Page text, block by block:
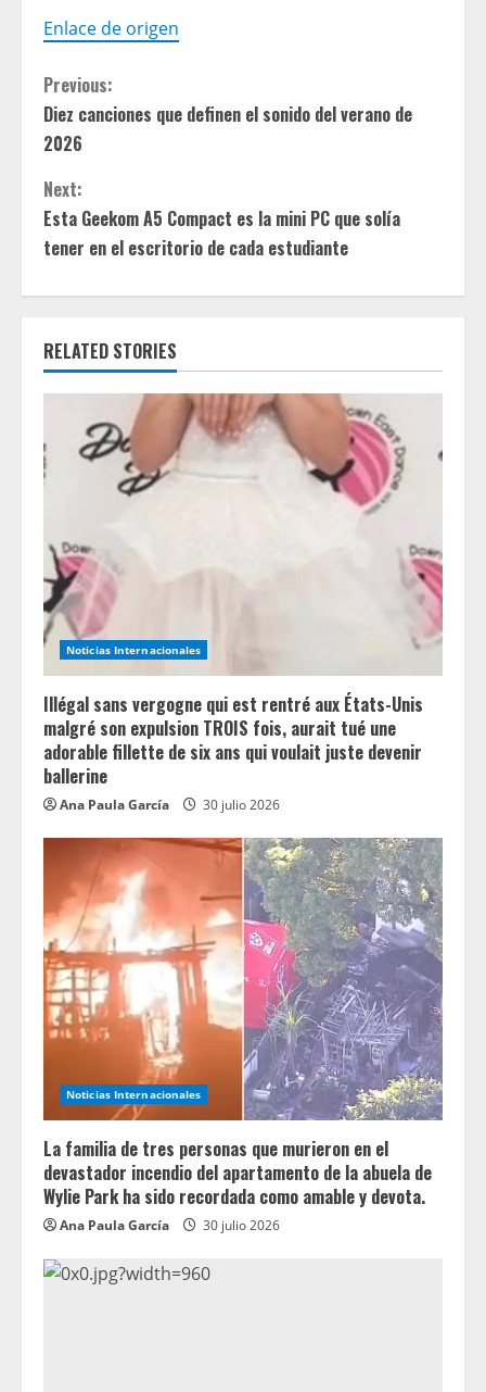
Enlace de origen
C
o
n
t
u
R
a
d
i
n
g
Previous:
Diez canciones que definen el sonido del verano de
2026
Next:
Esta Geekom A5 Compact es la mini PC que solía
tener en el escritorio de cada estudiante
RELATED STORIES
Noticias Internacionales
Illégal sans vergogne qui est rentré aux États-Unis
malgré son expulsion TROIS fois, aurait tué une
adorable fillette de six ans qui voulait juste devenir
ballerine
Ana Paula García 30 julio 2026
Noticias Internacionales
La familia de tres personas que murieron en el
devastador incendio del apartamento de la abuela de
Wylie Park ha sido recordada como amable y devota.
Ana Paula García 30 julio 2026